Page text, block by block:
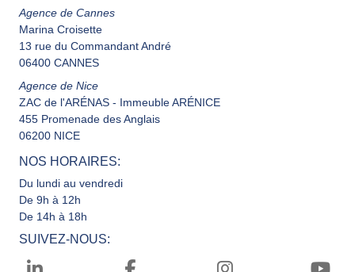
Agence de Cannes
Marina Croisette
13 rue du Commandant André
06400 CANNES
Agence de Nice
ZAC de l'ARÉNAS - Immeuble ARÉNICE
455 Promenade des Anglais
06200 NICE
NOS HORAIRES:
Du lundi au vendredi
De 9h à 12h
De 14h à 18h
SUIVEZ-NOUS: